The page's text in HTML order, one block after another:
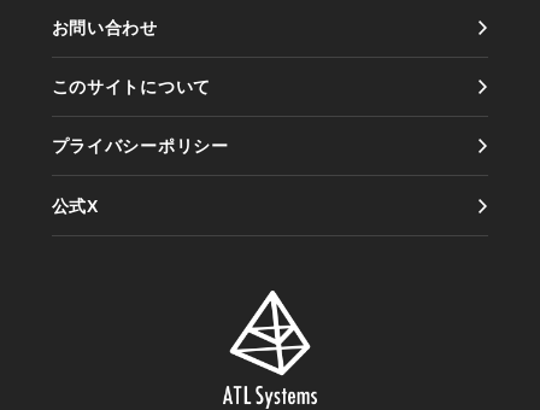
アクセス
情報セキュリティ方針
製品紹介
お問い合わせ
このサイトについて
プライバシーポリシー
公式X